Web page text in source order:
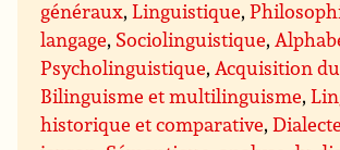
généraux,Linguistique,
langage, Sociolinguistique,
Psycholinguistique,Acquisition
Bilinguisme et multilinguisme,
historique et comparative,